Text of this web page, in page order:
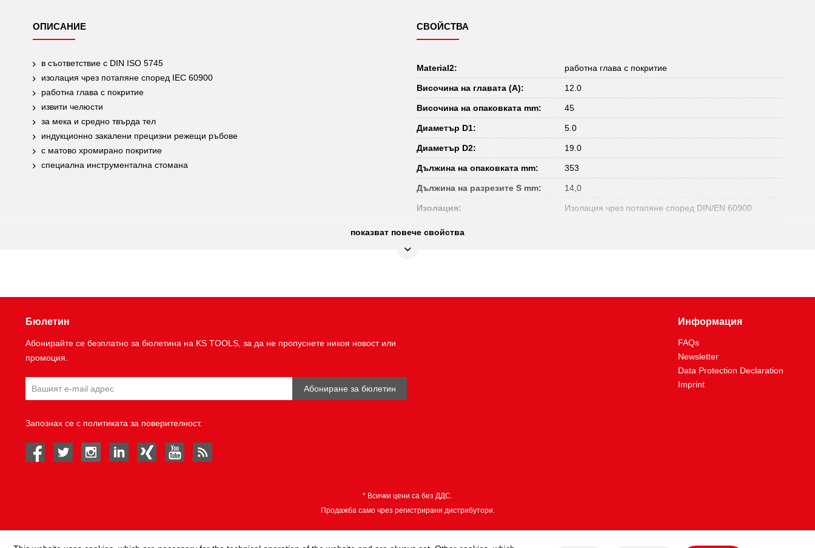
ОПИСАНИЕ
в съответствие с DIN ISO 5745
изолация чрез потапяне според IEC 60900
работна глава с покритие
извити челюсти
за мека и средно твърда тел
индукционно закалени прецизни режещи ръбове
с матово хромирано покритие
специална инструментална стомана
СВОЙСТВА
Material2: работна глава с покритие
Височина на главата (A): 12.0
Височина на опаковката mm: 45
Диаметър D1: 5.0
Диаметър D2: 19.0
Дължина на опаковката mm: 353
Дължина на разрезите S mm: 14,0
Изолация: Изолация чрез потапяне според DIN/EN 60900
Материал 1:
показват повече свойства
Бюлетин
Абонирайте се безплатно за бюлетина на KS TOOLS, за да не пропуснете никоя новост или
промоция.
Абониране за бюлетин
Запознах се с политиката за поверителност.
facebook twitter instagramlinked in Xing youtube
Информация
FAQs
Newsletter
Data Protection Declaration
Imprint
* Всички цени са без ДДС.
Продажба само чрез регистрирани дистрибутори.